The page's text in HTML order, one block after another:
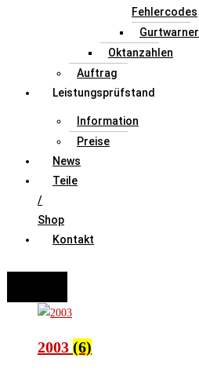
Fehlercodes
Gurtwarner
Oktanzahlen
Auftrag
Leistungsprüfstand
Information
Preise
News
Teile
/
Shop
Kontakt
2003 (6)